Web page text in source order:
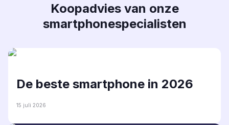
Koopadvies van onze
smartphonespecialisten
De beste smartphone in 2026
15 juli 2026